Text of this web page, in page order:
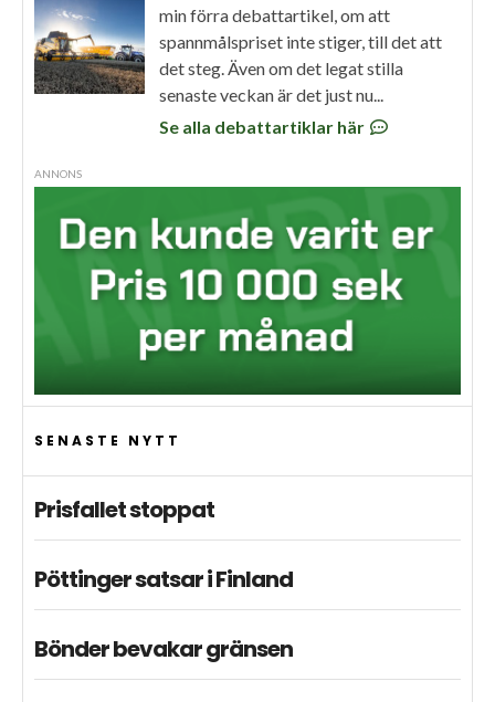
min förra debattartikel, om att
spannmålspriset inte stiger, till det att
det steg. Även om det legat stilla
senaste veckan är det just nu...
Se alla debattartiklar här
ANNONS
SENASTE NYTT
Prisfallet stoppat
Pöttinger satsar i Finland
Bönder bevakar gränsen